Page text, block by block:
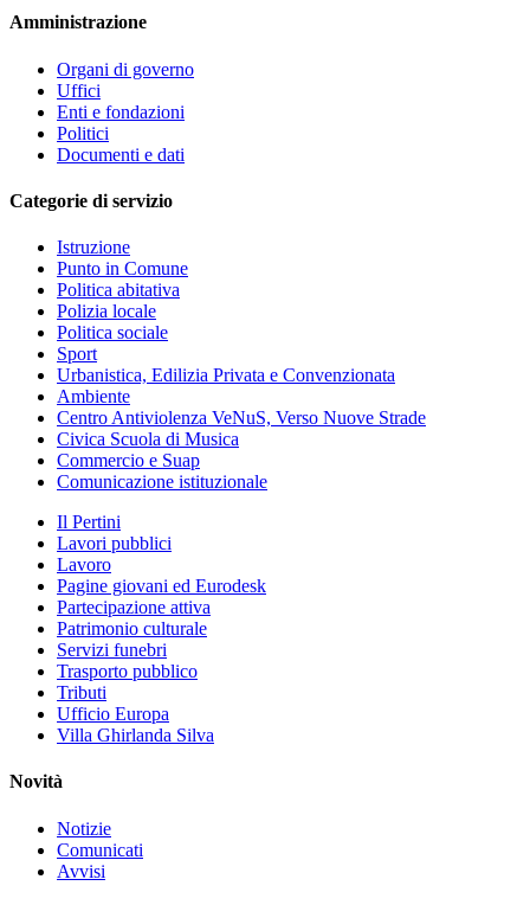
Amministrazione
Organi di governo
Uffici
Enti e fondazioni
Politici
Documenti e dati
Categorie di servizio
Istruzione
Punto in Comune
Politica abitativa
Polizia locale
Politica sociale
Sport
Urbanistica, Edilizia Privata e Convenzionata
Ambiente
Centro Antiviolenza VeNuS, Verso Nuove Strade
Civica Scuola di Musica
Commercio e Suap
Comunicazione istituzionale
Il Pertini
Lavori pubblici
Lavoro
Pagine giovani ed Eurodesk
Partecipazione attiva
Patrimonio culturale
Servizi funebri
Trasporto pubblico
Tributi
Ufficio Europa
Villa Ghirlanda Silva
Novità
Notizie
Comunicati
Avvisi